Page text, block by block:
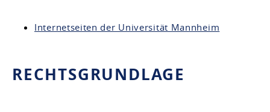
Internetseiten der Universität Mannheim
RECHTSGRUNDLAGE